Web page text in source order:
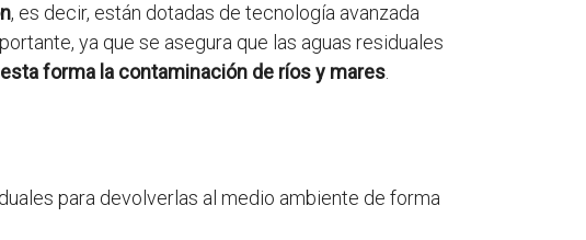
, es decir, están dotadas de tecnología avanzada
ya que se asegura que las aguas residuales
forma la contaminación de ríos y mares
para devolverlas al medio ambiente de forma